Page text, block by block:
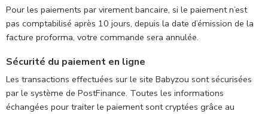
Pour les paiements par virement bancaire, si le paiement n’est
pas comptabilisé après 10 jours, depuis la date d’émission de la
facture proforma, votre commande sera annulée.
Sécurité du paiement en ligne
Les transactions effectuées sur le site Babyzou sont sécurisées
par le système de PostFinance. Toutes les informations
échangées pour traiter le paiement sont cryptées grâce au